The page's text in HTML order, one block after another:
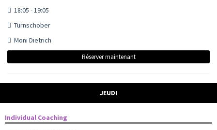
18:05 - 19:05
Turnschober
Moni Dietrich
Réserver maintenant
JEUDI
Individual Coaching